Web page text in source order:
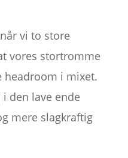
vi to store
vores stortromme
headroom i mixet.
den lave ende
mere slagkraftig